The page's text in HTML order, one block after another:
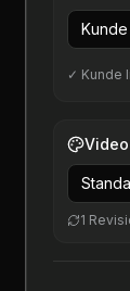
✓ Kunde
1